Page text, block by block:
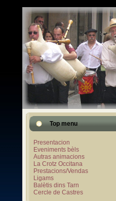
Top menu
Presentacion
Eveniments bèls
Autras animacions
La Crotz Occitana
Prestacions/Vendas
Ligams
Balètis dins Tarn
Cercle de Castres